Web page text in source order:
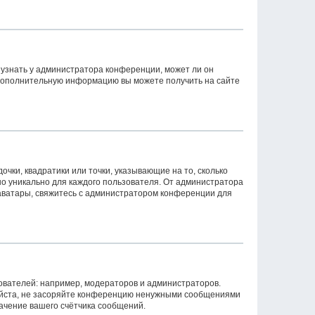
у администратора конференции, может ли он
информацию вы можете получить на сайте
квадратики или точки, указывающие на то, сколько
для каждого пользователя. От администратора
свяжитесь с администратором конференции для
например, модераторов и администраторов.
не засоряйте конференцию ненужными сообщениями
вашего счётчика сообщений.